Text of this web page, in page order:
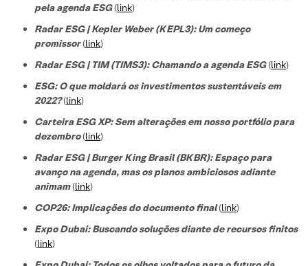
pela agenda ESG(link)
Radar ESG | Kepler Weber (KEPL3): Um começo
promissor(link)
Radar ESG | TIM (TIMS3): Chamando a agenda ESG(link)
ESG: O que moldará os investimentos sustentáveis em
2022?(link)
Carteira ESG XP: Sem alterações em nosso portfólio para
dezembro(link)
Radar ESG | Burger King Brasil (BKBR): Espaço para
avanço na agenda, mas os planos ambiciosos adiante
animam(link)
COP26: Implicações do documento final(link)
Expo Dubai: Buscando soluções diante de recursos finitos
(link)